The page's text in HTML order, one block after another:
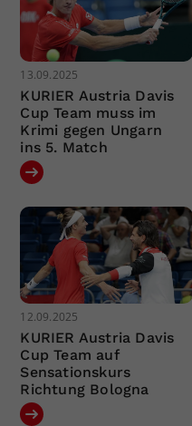
13.09.2025
KURIER Austria Davis
Cup Team muss im
Krimi gegen Ungarn
ins 5. Match
12.09.2025
KURIER Austria Davis
Cup Team auf
Sensationskurs
Richtung Bologna